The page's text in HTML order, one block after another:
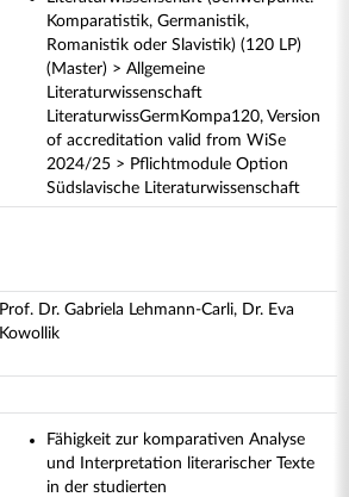
Komparatistik, Germanistik,
Romanistik oder Slavistik) (120 LP)
(Master) > Allgemeine
Literaturwissenschaft
LiteraturwissGermKompa120, Version
of accreditation valid from WiSe
2024/25 > Pflichtmodule Option
Südslavische Literaturwissenschaft
Prof. Dr. Gabriela Lehmann-Carli, Dr. Eva
Kowollik
Fähigkeit zur komparativen Analyse
und Interpretation literarischer Texte
in der studierten